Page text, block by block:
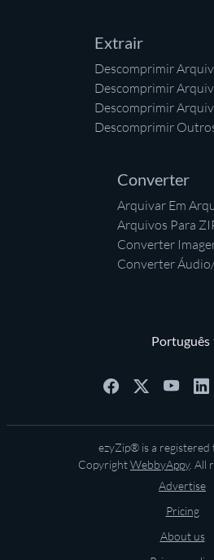
Extrair
Descomprimir
Descomprimir
Descomprimir
Descomprimir
Converter
Arquivar Em
Arquivos Para
Converter
Converter
Português
ezyZip® is a registered
CopyrightWebbyAppy. All
Advertise
Pricing
About us